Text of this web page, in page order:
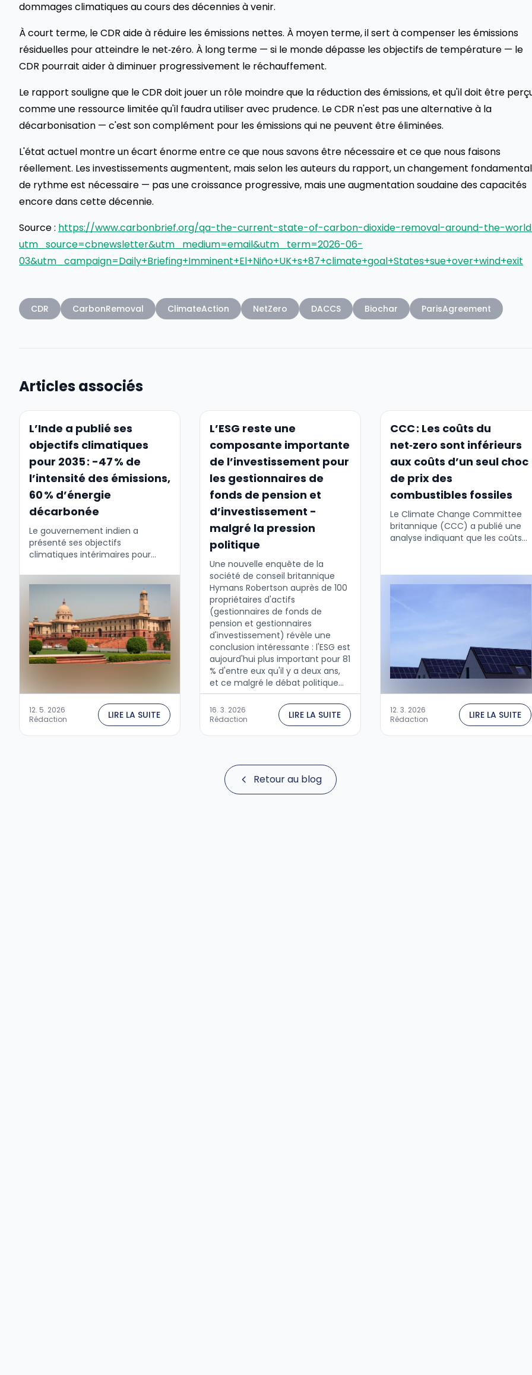
dommages climatiques au cours des décennies à venir.
À court terme, le CDR aide à réduire les émissions nettes. À moyen terme, il sert à compenser les émissions
résiduelles pour atteindre le net‑zéro. À long terme — si le monde dépasse les objectifs de température — le
CDR pourrait aider à diminuer progressivement le réchauffement.
Le rapport souligne que le CDR doit jouer un rôle moindre que la réduction des émissions, et qu'il doit être
comme une ressource limitée qu'il faudra utiliser avec prudence. Le CDR n'est pas une alternative à la
décarbonisation — c'est son complément pour les émissions qui ne peuvent être éliminées.
L'état actuel montre un écart énorme entre ce que nous savons être nécessaire et ce que nous faisons
réellement. Les investissements augmentent, mais selon les auteurs du rapport, un changement fondamental
de rythme est nécessaire — pas une croissance progressive, mais une augmentation soudaine des capacités
encore dans cette décennie.
Source : https://www.carbonbrief.org/qa-the-current-state-of-carbon-dioxide-removal-around-the-
utm_source=cbnewsletter&utm_medium=email&utm_term=2026-06-
03&utm_campaign=Daily+Briefing+Imminent+El+Niño+UK+s+87+climate+goal+States+sue+over+wind+exit
CDR CarbonRemoval ClimateAction NetZero DACCS Biochar ParisAgreement
Articles associés
L’Inde a publié ses
objectifs climatiques
pour 2035 : -47 % de
l’intensité des émissions,
60 % d’énergie
décarbonée
Le gouvernement indien a
présenté ses objectifs
climatiques intérimaires pour
à jour sous l'Accord de Paris. Pour
le troisième plus grand émetteur
mondial, …
12. 5. 2026
Rédaction
LIRE LA SUITE
L’ESG reste une
composante importante
de l’investissement pour
les gestionnaires de
fonds de pension et
d’investissement -
malgré la pression
politique
Une nouvelle enquête de la
société de conseil britannique
Hymans Robertson auprès de 100
propriétaires d'actifs
(gestionnaires de fonds de
pension et gestionnaires
d'investissement) révèle une
conclusion intéressante : l'ESG est
aujourd'hui plus important pour 81
% d'entre eux qu'il y a deux ans,
et ce malgré le débat politique
croissant et les changements
réglementaires, notamment aux
États-Unis....
16. 3. 2026
Rédaction
LIRE LA SUITE
CCC : Les coûts du
net‑zero sont inférieurs
aux coûts d’un seul choc
de prix des
combustibles fossiles
Le Climate Change Committee
britannique (CCC) a publié une
analyse indiquant que les coûts
choc de prix des combustibles
fossiles. …
12. 3. 2026
Rédaction
LIRE LA SUITE
Retour au blog